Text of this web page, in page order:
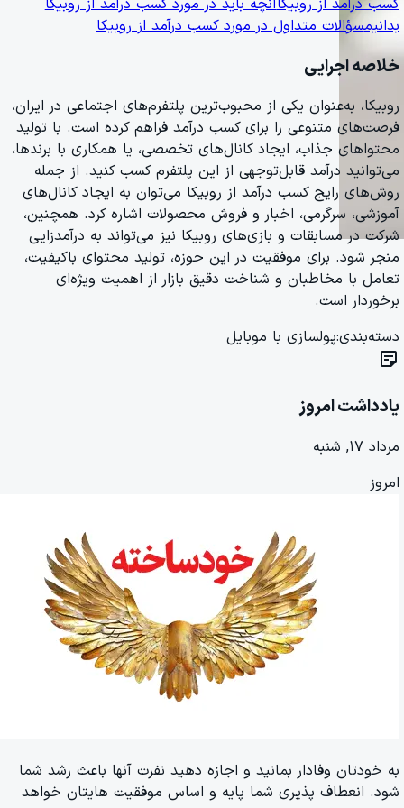
کسب درآمد از روبیکاآنچه باید در مورد کسب درآمد از روبیکا
بدانیمسؤالات متداول در مورد کسب درآمد از روبیکا
خلاصه اجرایی
روبیکا، به‌عنوان یکی از محبوب‌ترین پلتفرم‌های اجتماعی در ایران،
فرصت‌های متنوعی را برای کسب درآمد فراهم کرده است. با تولید
محتواهای جذاب، ایجاد کانال‌های تخصصی، یا همکاری با برندها،
می‌توانید درآمد قابل‌توجهی از این پلتفرم کسب کنید. از جمله
روش‌های رایج کسب درآمد از روبیکا می‌توان به ایجاد کانال‌های
آموزشی، سرگرمی، اخبار و فروش محصولات اشاره کرد. همچنین،
شرکت در مسابقات و بازی‌های روبیکا نیز می‌تواند به درآمدزایی
منجر شود. برای موفقیت در این حوزه، تولید محتوای باکیفیت،
تعامل با مخاطبان و شناخت دقیق بازار از اهمیت ویژه‌ای
برخوردار است.
دسته‌بندی:پولسازی با موبایل
sticky_note_2
یادداشت امروز
مرداد ۱۷, شنبه
امروز
به خودتان وفادار بمانید و اجازه دهید نفرت آنها باعث رشد شما
شود. انعطاف پذیری شما پایه و اساس موفقیت هایتان خواهد